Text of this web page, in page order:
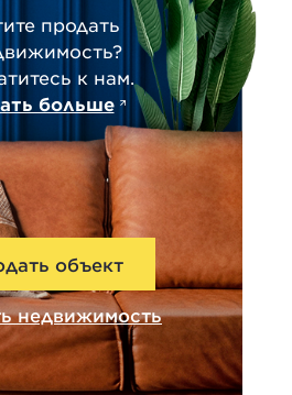
продать
к нам.
больше
объект
недвижимость